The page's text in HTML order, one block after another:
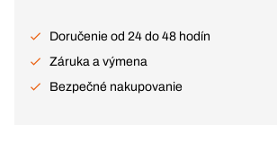
Doručenie od 24 do 48 hodín
Záruka a výmena
Bezpečné nakupovanie